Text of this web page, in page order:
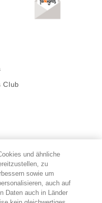
Club
user/
und ähnliche
zu
sowie um
auch auf
Daten auch in Länder